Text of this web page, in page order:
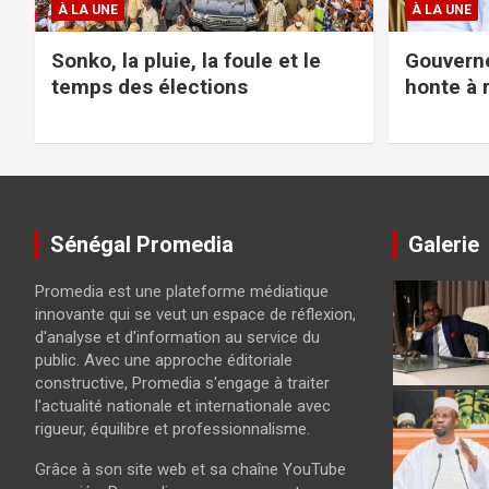
À LA UNE
Sonko, la pluie, la foule et le
temps des élections
À LA UNE
honte à
Sénégal Promedia
Promedia est une plateforme médiatique
innovante qui se veut un espace de réflexion,
d'analyse et d'information au service du
public. Avec une approche éditoriale
constructive, Promedia s'engage à traiter
l'actualité nationale et internationale avec
rigueur, équilibre et professionnalisme.
Grâce à son site web et sa chaîne YouTube
Galerie